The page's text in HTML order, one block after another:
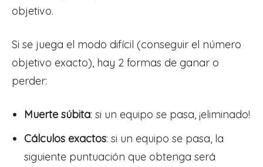
objetivo.
Si se juega el modo difícil (conseguir el número
objetivo exacto), hay 2 formas de ganar o
perder:
Muerte súbita: si un equipo se pasa, ¡eliminado!
Cálculos exactos: si un equipo se pasa, la
siguiente puntuación que obtenga será